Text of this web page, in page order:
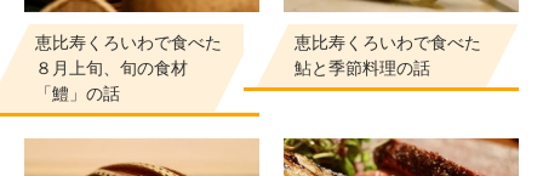
恵比寿くろいわで食べた
８月上旬、旬の食材
「鱧」の話
恵比寿くろいわで食べた
鮎と季節料理の話